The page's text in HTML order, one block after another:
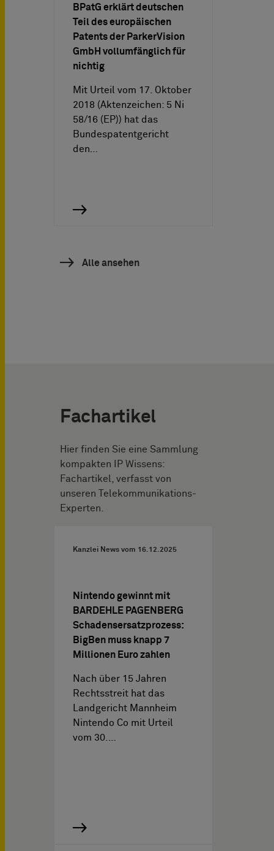
BPatG erklärt deutschen
Teil des europäischen
Patents der ParkerVision
GmbH vollumfänglich für
nichtig
Mit Urteil vom 17. Oktober
2018 (Aktenzeichen: 5 Ni
58/16 (EP)) hat das
Bundespatentgericht
den…
Alle ansehen
Fachartikel
Hier finden Sie eine Sammlung
kompakten IP Wissens:
Fachartikel, verfasst von
unseren Telekommunikations-
Experten.
Kanzlei News vom 16.12.2025
Nintendo gewinnt mit
BARDEHLE PAGENBERG
Schadensersatzprozess:
BigBen muss knapp 7
Millionen Euro zahlen
Nach über 15 Jahren
Rechtsstreit hat das
Landgericht Mannheim
Nintendo Co mit Urteil
vom 30.…